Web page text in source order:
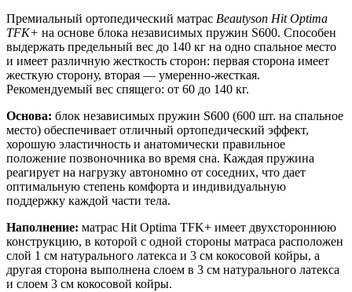
Премиальный ортопедический матрас Beautyson Hit Optima
TFK+ на основе блока независимых пружин S600. Способен
выдержать предельный вес до 140 кг на одно спальное место
и имеет различную жесткость сторон: первая сторона имеет
жесткую сторону, вторая — умеренно-жесткая.
Рекомендуемый вес спящего: от 60 до 140 кг.
Основа: блок независимых пружин S600 (600 шт. на спальное
место) обеспечивает отличный ортопедический эффект,
хорошую эластичность и анатомически правильное
положение позвоночника во время сна. Каждая пружина
реагирует на нагрузку автономно от соседних, что дает
оптимальную степень комфорта и индивидуальную
поддержку каждой части тела.
Наполнение: матрас Hit Optima TFK+ имеет двухстороннюю
конструкцию, в которой с одной стороны матраса расположен
слой 1 см натурального латекса и 3 см кокосовой койры, а
другая сторона выполнена слоем в 3 см натурального латекса
и слоем 3 см кокосовой койры.